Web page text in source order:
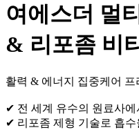
여에스더 멀
& 리포좀 비
활력 & 에너지 집중케어 프
✔ 전 세계 유수의 원료사
✔ 리포좀 제형 기술로 흡